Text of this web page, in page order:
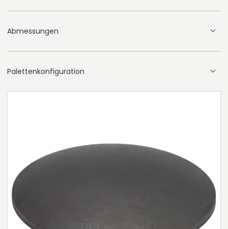
Abmessungen
Palettenkonfiguration